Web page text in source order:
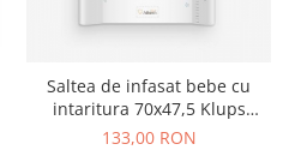
Saltea de infasat bebe cu
intaritura 70x47,5 Klups
Teddy Bear 419
133,00 RON